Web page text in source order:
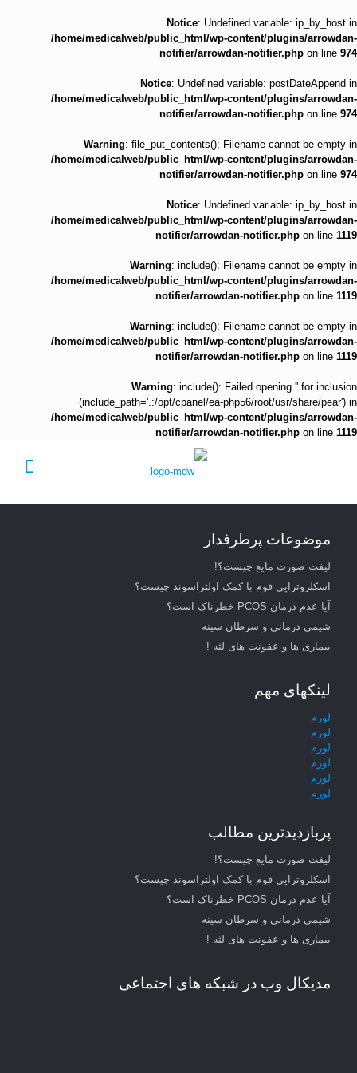
Notice: Undefined variable: ip_by_host in
/home/medicalweb/public_html/wp-content/plugins/arrowdan-
notifier/arrowdan-notifier.php on line 974
Notice: Undefined variable: postDateAppend in
/home/medicalweb/public_html/wp-content/plugins/arrowdan-
notifier/arrowdan-notifier.php on line 974
Warning: file_put_contents(): Filename cannot be empty in
/home/medicalweb/public_html/wp-content/plugins/arrowdan-
notifier/arrowdan-notifier.php on line 974
Notice: Undefined variable: ip_by_host in
/home/medicalweb/public_html/wp-content/plugins/arrowdan-
notifier/arrowdan-notifier.php on line 1119
Warning: include(): Filename cannot be empty in
/home/medicalweb/public_html/wp-content/plugins/arrowdan-
notifier/arrowdan-notifier.php on line 1119
Warning: include(): Filename cannot be empty in
/home/medicalweb/public_html/wp-content/plugins/arrowdan-
notifier/arrowdan-notifier.php on line 1119
Warning: include(): Failed opening '' for inclusion
(include_path='.:/opt/cpanel/ea-php56/root/usr/share/pear') in
/home/medicalweb/public_html/wp-content/plugins/arrowdan-
notifier/arrowdan-notifier.php on line 1119
موضوعات پرطرفدار
لیفت صورت مایع چیست؟!
اسکلروتراپی فوم با کمک اولتراسوند چیست؟
آیا عدم درمان PCOS خطرناک است؟
شیمی درمانی و سرطان سینه
بیماری ها و عفونت های لثه !
لینکهای مهم
لورم
لورم
لورم
لورم
لورم
لورم
پربازدیدترین مطالب
لیفت صورت مایع چیست؟!
اسکلروتراپی فوم با کمک اولتراسوند چیست؟
آیا عدم درمان PCOS خطرناک است؟
شیمی درمانی و سرطان سینه
بیماری ها و عفونت های لثه !
مدیکال وب در شبکه های اجتماعی